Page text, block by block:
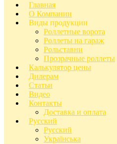
Главная
О Компании
Виды продукции
Роллетные ворота
Роллеты на гараж
Рольставни
Прозрачные роллеты
Калькулятор цены
Дилерам
Статьи
Видео
Контакты
Доставка и оплата
Русский
Русский
Українська